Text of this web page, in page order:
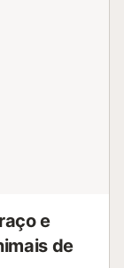
e
de